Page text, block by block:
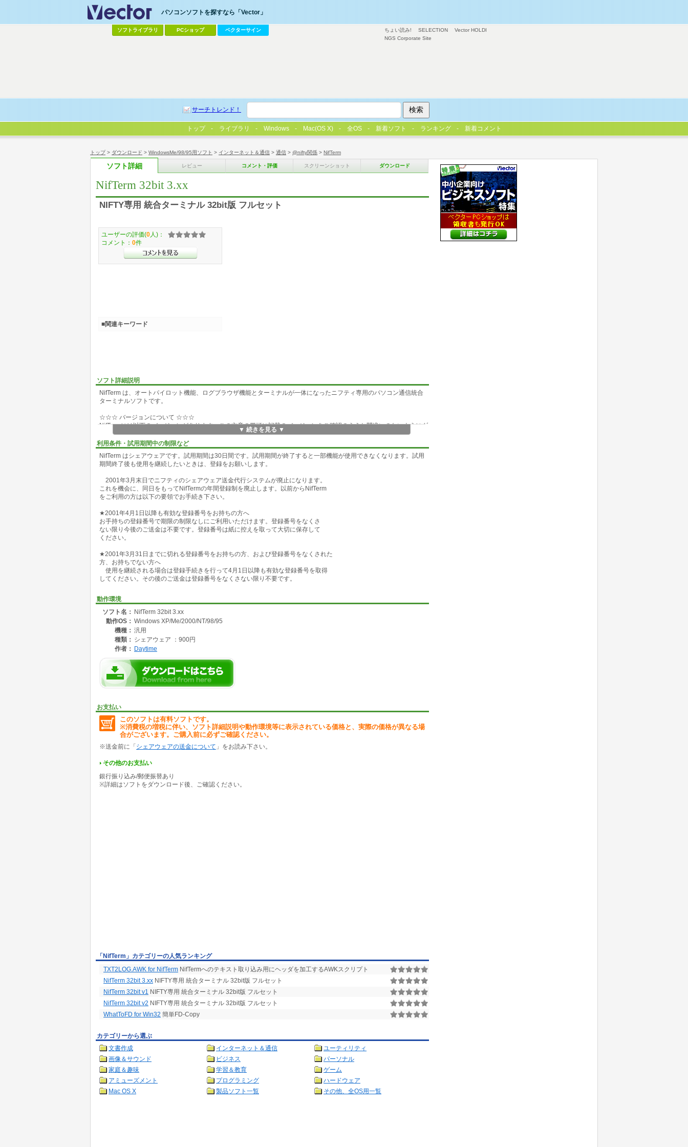
トップ> ダウンロード > WindowsMe/98/95用ソフト > インターネット＆通信 > 通信 > @nifty関係 > NifTerm
ソフト詳細 レビュー コメント・評価 スクリーンショット ダウンロード
NifTerm 32bit 3.xx
NIFTY専用 統合ターミナル 32bit版 フルセット
ソフト詳細説明
NifTerm は、オートパイロット機能、ログブラウザ機能とターミナルが一体になったニフティ専用のパソコン通信統合
ターミナルソフトです。
☆☆☆ バージョンについて ☆☆☆
NifTermには以下のバージョンがあります。この文章の冒頭に記載のバージョンをご確認のうえお間違いのないようにダ
ウンロードしてください。
バージョン 動作環境/備考
32bit版3.xx Win95/NT4.0以上/機能・信頼性を向上
32bit版2.xx Win95/NT4.0以上/旧版と同じ操作性
32bit版1.xx Win95/NT3.51以上/旧OS環境向け
・NifTermのユーザ登録は全バージョン共通です。上位のバージョンへは上書き解凍するだけでログ・設定を引き継いで
バージョンアップできます。
☆☆☆ 機能 ☆☆☆
・フォーラム 会議室読み取り/発言、ライブラリダウンロード/アップロード
お知らせ、掲示板の読み取り/発言、SYSOP宛メール送信
・メール 読み取り、送信 テキスト/バイナリ
・掲示板 読み取り/発言
・パティオ 読みとり、発言
・料金情報読み取り ・プロフィール読み取り/登録
・今週のお知らせの読み取り ・クリッピングサービス読み取り
▼ 続きを見る ▼
利用条件・試用期間中の制限など
NifTerm はシェアウェアです。試用期間は30日間です。試用期間が終了すると一部機能が使用できなくなります。試用
期間終了後も使用を継続したいときは、登録をお願いします。
2001年3月末日でニフティのシェアウェア送金代行システムが廃止になります。
これを機会に、同日をもってNifTermの年間登録制を廃止します。以前からNifTerm
をご利用の方は以下の要領でお手続き下さい。
★2001年4月1日以降も有効な登録番号をお持ちの方へ
お手持ちの登録番号で期限の制限なしにご利用いただけます。登録番号をなくさ
ない限り今後のご送金は不要です。登録番号は紙に控えを取って大切に保存して
ください。
★2001年3月31日までに切れる登録番号をお持ちの方、および登録番号をなくされた
方、お持ちでない方へ
使用を継続される場合は登録手続きを行って4月1日以降も有効な登録番号を取得
してください。その後のご送金は登録番号をなくさない限り不要です。
動作環境
ソフト名： NifTerm 32bit 3.xx
動作OS： Windows XP/Me/2000/NT/98/95
機種： 汎用
種類： シェアウェア ：900円
作者： Daytime
お支払い
このソフトは有料ソフトです。
※消費税の増税に伴い、ソフト詳細説明や動作環境等に表示されている価格と、実際の価格が異なる場
合がございます。ご購入前に必ずご確認ください。
※送金前に「 シェアウェアの送金について 」をお読み下さい。
その他のお支払い
銀行振り込み/郵便振替あり
※詳細はソフトをダウンロード後、ご確認ください。
ユーザーの評価(0 人)：
コメント： 0件
■関連キーワード
「NifTerm」カテゴリーの人気ランキング
TXT2LOG.AWK for NifTerm NifTermへのテキスト取り込み用にヘッダを加工するAWKスクリプト
NifTerm 32bit 3.xx NIFTY専用 統合ターミナル 32bit版 フルセット
NifTerm 32bit v1 NIFTY専用 統合ターミナル 32bit版 フルセット
NifTerm 32bit v2 NIFTY専用 統合ターミナル 32bit版 フルセット
WhatToFD for Win32 簡単FD-Copy
カテゴリーから選ぶ
文書作成
インターネット＆通信
ユーティリティ
画像＆サウンド
ビジネス
パーソナル
家庭＆趣味
学習＆教育
ゲーム
アミューズメント
プログラミング
ハードウェア
Mac OS X
製品ソフト一覧 その他、全OS用一覧
ちょい読み! SELECTION
Vector HOLDI
NGS Corporate Site
パソコンソフトを探すなら「Vector」
ソフトライブラリ PCショップ ベクターサイン
サーチトレンド！
トップ ライブラリ Windows Mac(OS X) 全OS 新着ソフト ランキング 新着コメント